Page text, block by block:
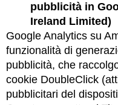
pubblicità in
Ireland Limited)
Google Analytics su
funzionalità di
pubblicità, che
cookie DoubleClick
pubblicitari del